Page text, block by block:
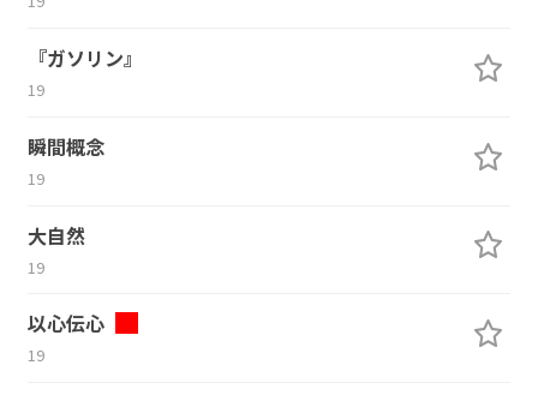
『ガソリン』
19
瞬間概念
19
大自然
19
以心伝心
19